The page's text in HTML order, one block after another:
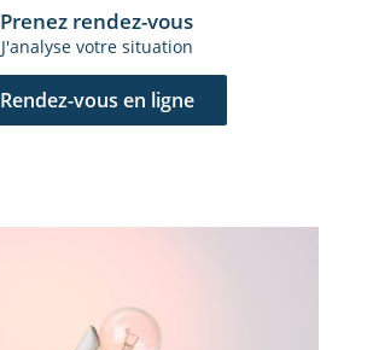
Prenez rendez-vous
J'analyse votre situation
Rendez-vous en ligne